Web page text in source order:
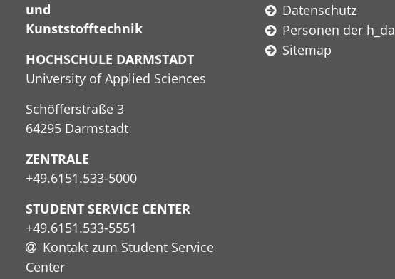
und
Kunststofftechnik
HOCHSCHULE DARMSTADT
University of Applied Sciences
Schöfferstraße 3
64295 Darmstadt
ZENTRALE
+49.6151.533-5000
STUDENT SERVICE CENTER
+49.6151.533-5551
Kontakt zum Student Service
Center
Datenschutz
Personen der h_da
Sitemap